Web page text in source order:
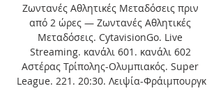
Ζωντανές Αθλητικές Μεταδόσεις πριν
από 2 ώρες — Ζωντανές Αθλητικές
Μεταδόσεις. CytavisionGo. Live
Streaming. κανάλι 601. κανάλι 602
Αστέρας Τρίπολης-Ολυμπιακός. Super
League. 221. 20:30. Λειψία-Φράιμπουργκ